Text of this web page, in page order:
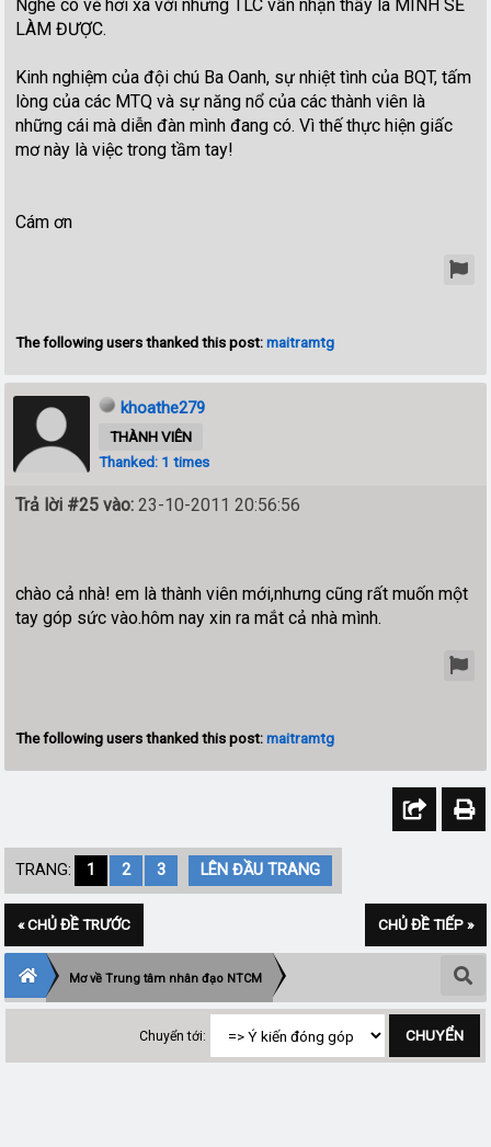
Nghe có vẻ hơi xa vời nhưng TLC vẫn nhận thấy là MÌNH SẼ
LÀM ĐƯỢC.
Kinh nghiệm của đội chú Ba Oanh, sự nhiệt tình của BQT, tấm
lòng của các MTQ và sự năng nổ của các thành viên là
những cái mà diễn đàn mình đang có. Vì thế thực hiện giấc
mơ này là việc trong tầm tay!
Cám ơn
The following users thanked this post:maitramtg
khoathe279
THÀNH VIÊN
Thanked: 1 times
Trả lời #25 vào: 23-10-2011 20:56:56
chào cả nhà! em là thành viên mới,nhưng cũng rất muốn một
tay góp sức vào.hôm nay xin ra mắt cả nhà mình.
The following users thanked this post:maitramtg
TRANG: 1 2 3 LÊN ĐẦU TRANG
« CHỦ ĐỀ TRƯỚC CHỦ ĐỀ TIẾP »
Mơ về Trung tâm nhân đạo NTCM
Chuyển tới: